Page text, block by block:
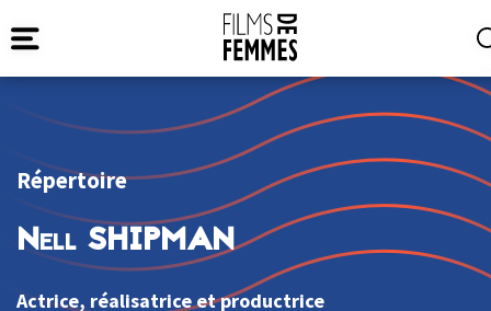
Répertoire
Nell SHIPMAN
Actrice, réalisatrice et productrice